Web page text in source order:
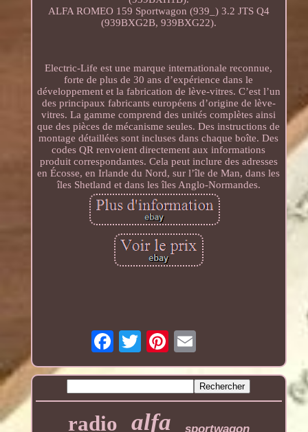
ALFA ROMEO 159 Sportwagon (939_) 3.2 JTS Q4
(939BXG2B, 939BXG22).
Electric-Life est une marque internationale reconnue,
forte de plus de 30 ans d’expérience dans le
développement et la fabrication de lève-vitres. C’est l’un
des principaux fabricants européens d’origine de lève-
vitres. La gamme comprend des unités complètes ainsi
que des pièces de mécanisme seules. Des instructions de
montage détaillées sont incluses dans chaque boîte. Des
codes QR renvoient directement aux informations
produit correspondantes. Cela peut inclure des adresses
en Écosse, en Irlande du Nord, sur l’île de Man, dans les
îles Shetland et dans les îles Anglo-Normandes.
radio alfa sportwagon